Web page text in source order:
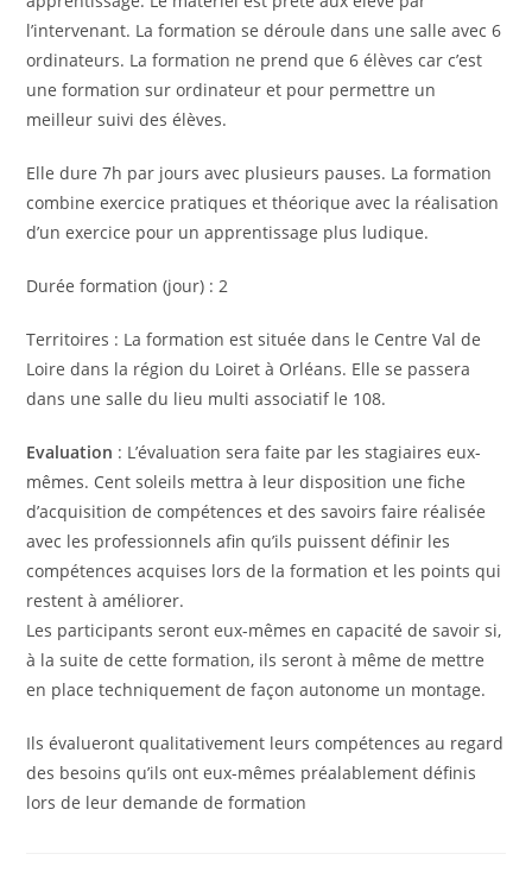
l’intervenant. La formation se déroule dans une salle avec 6
ordinateurs. La formation ne prend que 6 élèves car c’est
une formation sur ordinateur et pour permettre un
meilleur suivi des élèves.
Elle dure 7h par jours avec plusieurs pauses. La formation
combine exercice pratiques et théorique avec la réalisation
d’un exercice pour un apprentissage plus ludique.
Durée formation (jour) : 2
Territoires : La formation est située dans le Centre Val de
Loire dans la région du Loiret à Orléans. Elle se passera
dans une salle du lieu multi associatif le 108.
Evaluation : L’évaluation sera faite par les stagiaires eux-
mêmes. Cent soleils mettra à leur disposition une fiche
d’acquisition de compétences et des savoirs faire réalisée
avec les professionnels afin qu’ils puissent définir les
compétences acquises lors de la formation et les points qui
restent à améliorer.
Les participants seront eux-mêmes en capacité de savoir si,
à la suite de cette formation, ils seront à même de mettre
en place techniquement de façon autonome un montage.
Ils évalueront qualitativement leurs compétences au regard
des besoins qu’ils ont eux-mêmes préalablement définis
lors de leur demande de formation